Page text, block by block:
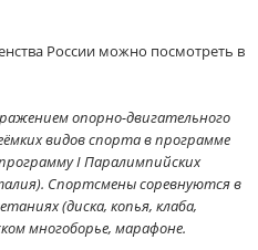
России можно посмотреть в
опорно-двигательного
видов спорта в программе
I Паралимпийских
Спортсмены соревнуются в
(диска, копья, клаба,
многоборье, марафоне.